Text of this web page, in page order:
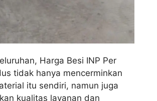
Harga Besi INP Per
tidak hanya mencerminkan
itu sendiri, namun juga
kualitas layanan dan